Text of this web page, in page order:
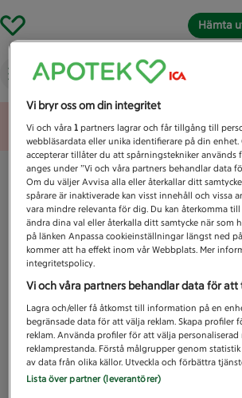
Hämta
Vad letar du efter idag?
Unknown error
Vi bryr oss om din integritet
Vi och våra1 partners lagrar och får tillgång till
webbläsardata eller unika identifierare på din enhet.
accepterar tillåter du att spårningstekniker används
anges under ”Vi och våra partners behandlar data
Om du väljer Avvisa alla eller återkallar ditt
spårare är inaktiverade kan visst innehåll och vissa
vara mindre relevanta för dig. Du kan återkomma
ändra dina val eller återkalla ditt samtycke när som
på länken Anpassa cookieinställningar längst ned
kommer att ha effekt inom vår Webbplats. Mer
integritetspolicy.
Vi och våra partners behandlar data för att
Lagra och/eller få åtkomst till information på en
begränsade data för att välja reklam. Skapa profiler
reklam. Använda profiler för att välja personaliserad
reklamprestanda. Förstå målgrupper genom
av data från olika källor. Utveckla och förbättra
Lista över partner (leverantörer)